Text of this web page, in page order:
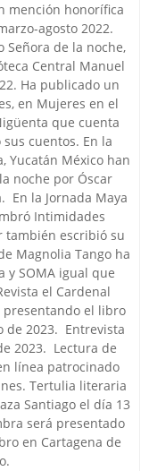
mención honorífica
agosto 2022.
de la noche,
Central Manuel
Ha publicado un
en Mujeres en el
que cuenta
cuentos. En la
Yucatán México han
noche por Óscar
En la Jornada Maya
Intimidades
también escribió su
Magnolia Tango ha
SOMA igual que
el Cardenal
presentando el libro
de 2023. Entrevista
2023. Lectura de
línea patrocinado
Tertulia literaria
Santiago el día 13
será presentado
en Cartagena de